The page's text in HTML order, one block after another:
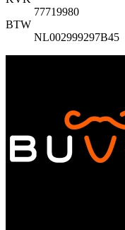
77719980
BTW
NL002999297B45